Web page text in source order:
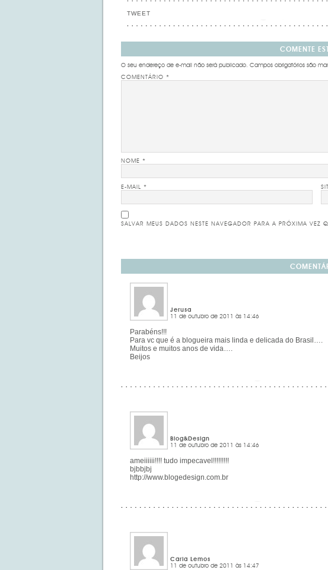
TWEET
COMENTE
O seu endereço de e-mail não será publicado. Campos obrigatórios são
COMENTÁRIO *
NOME *
E-MAIL *
SALVAR MEUS DADOS NESTE NAVEGADOR PARA A PRÓXIMA VEZ
Jerusa
11 de outubro de 2011 às 14:46
Parabéns!!!
Para vc que é a blogueira mais linda e delicada do Brasil….
Muitos e muitos anos de vida….
Beijos
Blog&Design
11 de outubro de 2011 às 14:46
ameiiiiii!!!! tudo impecavel!!!!!!!!!
bjbbjbj
http://www.blogedesign.com.br
Carla Lemos
11 de outubro de 2011 às 14:47